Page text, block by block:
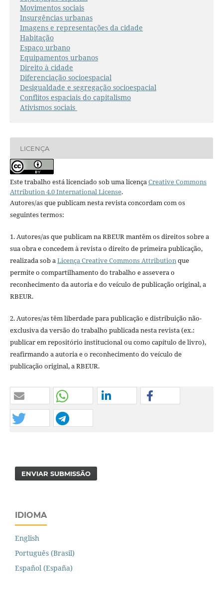
Movimentos sociais
Insurgências urbanas
Imagens e representações da cidade
Habitação
Espaço urbano
Equipamentos urbanos
Direito à cidade
Diferenciação socioespacial
Desigualdade e segregação socioespacial
Conflitos espaciais do capitalismo
Ativismos sociais
LICENÇA
Este trabalho está licenciado sob uma licençaCreative Commons
Attribution 4.0 International License.
Autores/as que publicam nesta revista concordam com os
seguintes termos:
1. Autores/as que publicam na RBEUR mantêm os direitos sobre a
sua obra e concedem à revista o direito de primeira publicação,
realizada sob aLicença Creative Commons Attributionque
permite o compartilhamento do trabalho e assevera o
reconhecimento da autoria e do veículo de publicação original, a
RBEUR.
2. Autores/as têm liberdade para publicação e distribuição não-
exclusiva da versão do trabalho publicada nesta revista (ex.:
publicar em repositório institucional ou como capítulo de livro),
reafirmando a autoria e o reconhecimento do veículo de
publicação original, a RBEUR.
ENVIAR SUBMISSÃO
IDIOMA
English
Português (Brasil)
Español (España)